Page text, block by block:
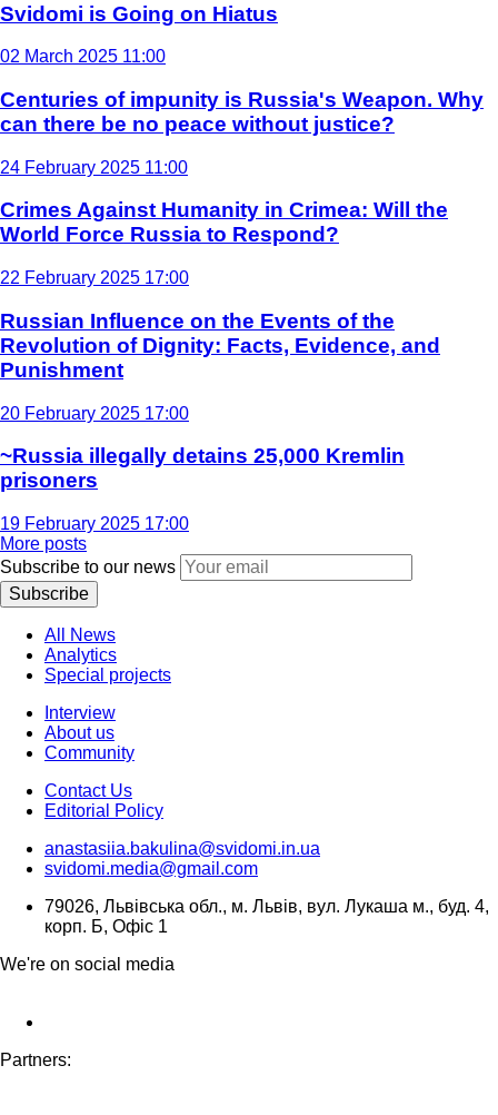
Svidomi is Going on Hiatus
02 March 2025 11:00
Centuries of impunity is Russia's Weapon. Why
can there be no peace without justice?
24 February 2025 11:00
Crimes Against Humanity in Crimea: Will the
World Force Russia to Respond?
22 February 2025 17:00
Russian Influence on the Events of the
Revolution of Dignity: Facts, Evidence, and
Punishment
20 February 2025 17:00
~Russia illegally detains 25,000 Kremlin
prisoners
19 February 2025 17:00
More posts
Subscribe to our news
Subscribe
All News
Analytics
Special projects
Interview
About us
Community
Contact Us
Editorial Policy
anastasiia.bakulina@svidomi.in.ua
svidomi.media@gmail.com
79026, Львівська обл., м. Львів, вул. Лукаша м., буд. 4,
корп. Б, Офіс 1
We're on social media
Partners: